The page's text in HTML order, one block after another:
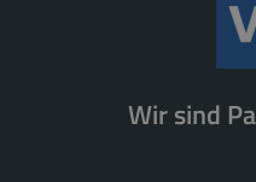
Wir sind